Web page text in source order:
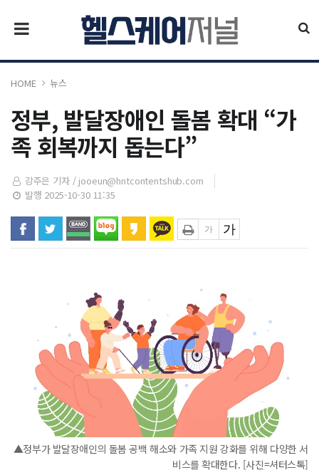
HOME 뉴스
정부, 발달장애인 돌봄 확대 “가
족 회복까지 돕는다”
강주은 기자 / jooeun@hntcontentshub.com
발행 2025-10-30 11:35
▲정부가 발달장애인의 돌봄 공백 해소와 가족 지원 강화를 위해 다양한 서
비스를 확대한다. [사진=셔터스톡]